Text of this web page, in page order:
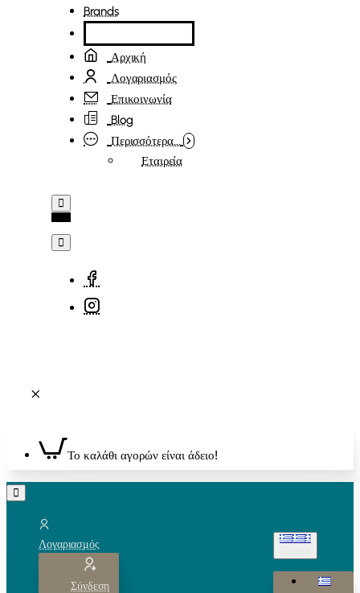
Brands
Αρχική
Λογαριασμός
Επικοινωνία
Blog
Περισσότερα...
Εταιρεία
Το καλάθι αγορών είναι άδειο!
Λογαριασμός
Σύνδεση